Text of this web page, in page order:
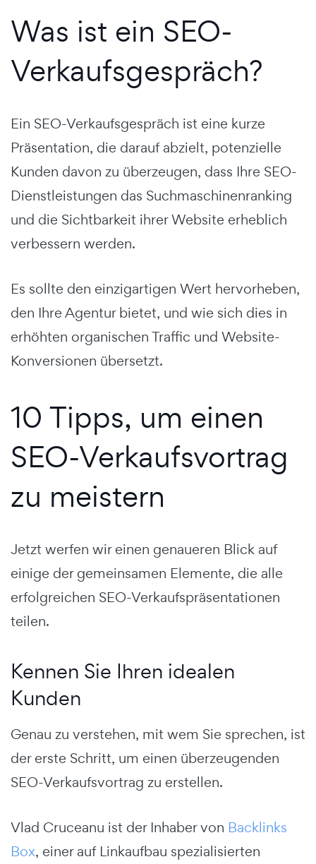
Was ist ein SEO-
Verkaufsgespräch?
Ein SEO-Verkaufsgespräch ist eine kurze
Präsentation, die darauf abzielt, potenzielle
Kunden davon zu überzeugen, dass Ihre SEO-
Dienstleistungen das Suchmaschinenranking
und die Sichtbarkeit ihrer Website erheblich
verbessern werden.
Es sollte den einzigartigen Wert hervorheben,
den Ihre Agentur bietet, und wie sich dies in
erhöhten organischen Traffic und Website-
Konversionen übersetzt.
10 Tipps, um einen
SEO-Verkaufsvortrag
zu meistern
Jetzt werfen wir einen genaueren Blick auf
einige der gemeinsamen Elemente, die alle
erfolgreichen SEO-Verkaufspräsentationen
teilen.
Kennen Sie Ihren idealen
Kunden
Genau zu verstehen, mit wem Sie sprechen, ist
der erste Schritt, um einen überzeugenden
SEO-Verkaufsvortrag zu erstellen.
Vlad Cruceanu ist der Inhaber von Backlinks
Box, einer auf Linkaufbau spezialisierten